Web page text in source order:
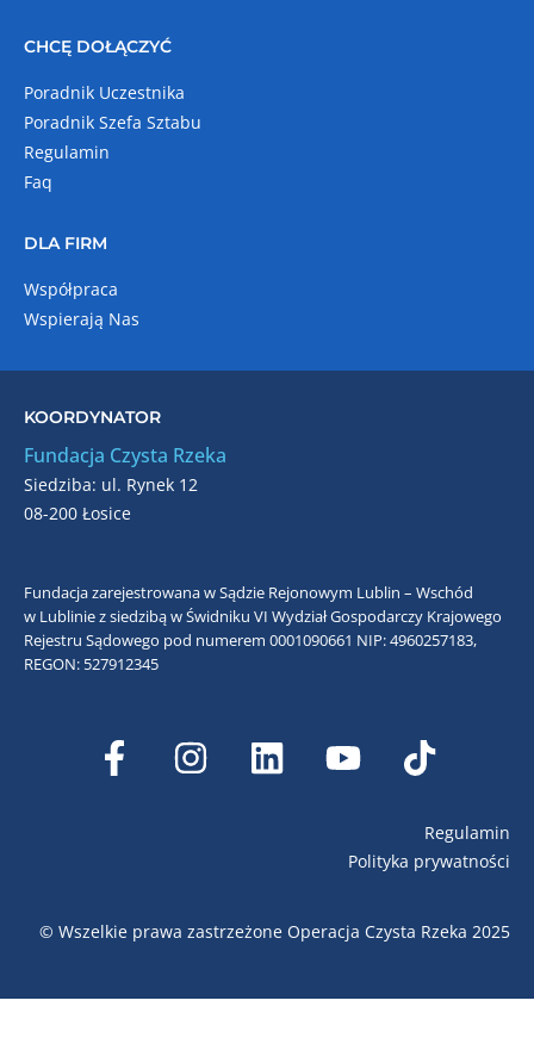
CHCĘ DOŁĄCZYĆ
Poradnik Uczestnika
Poradnik Szefa Sztabu
Regulamin
Faq
DLA FIRM
Współpraca
Wspierają Nas
KOORDYNATOR
Fundacja Czysta Rzeka
Siedziba: ul. Rynek 12
08-200 Łosice
Fundacja zarejestrowana w Sądzie Rejonowym Lublin – Wschód
w Lublinie z siedzibą w Świdniku VI Wydział Gospodarczy Krajowego
Rejestru Sądowego pod numerem 0001090661 NIP: 4960257183,
REGON: 527912345
Regulamin
Polityka prywatności
© Wszelkie prawa zastrzeżone Operacja Czysta Rzeka 2025